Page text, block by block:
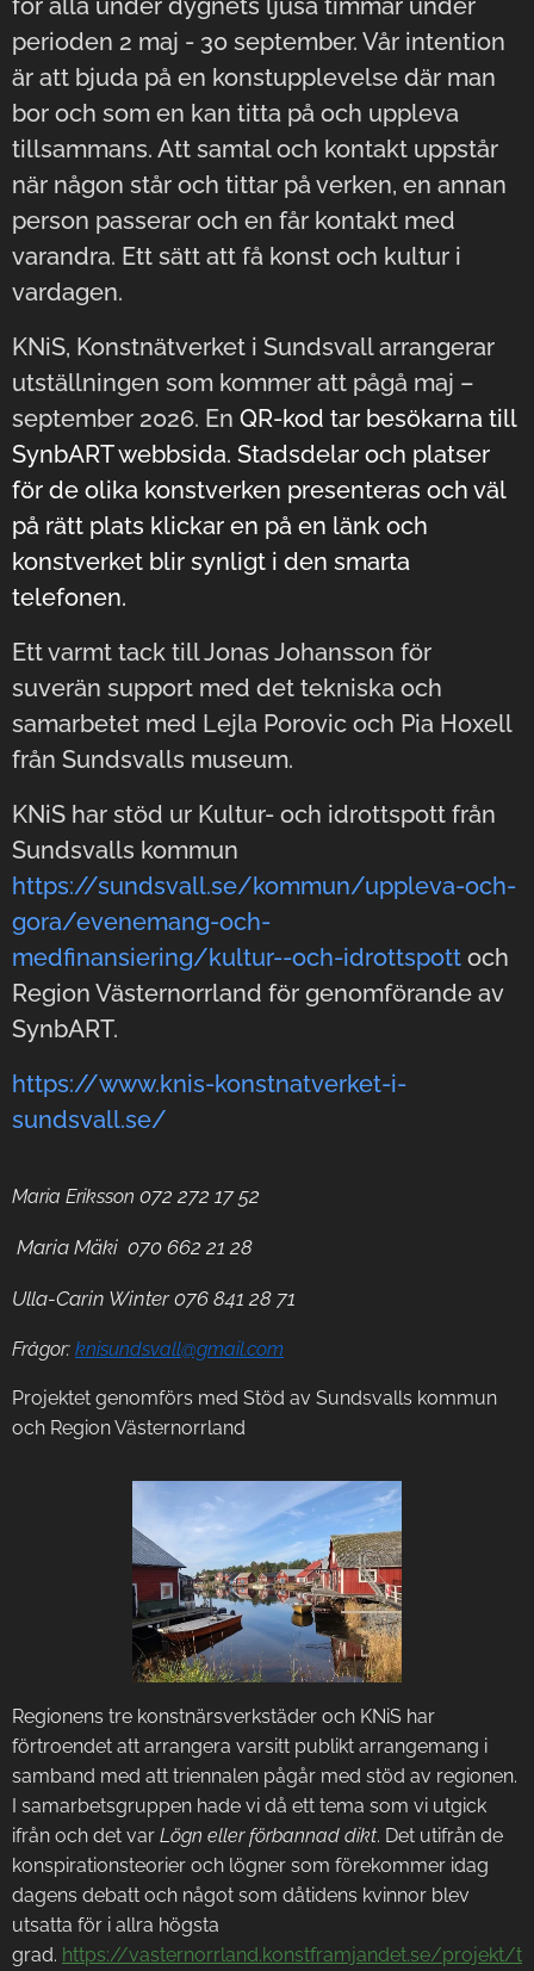
för alla under dygnets ljusa timmar under
perioden 2 maj - 30 september. Vår intention
är att bjuda på en konstupplevelse där man
bor och som en kan titta på och uppleva
tillsammans. Att samtal och kontakt uppstår
när någon står och tittar på verken, en annan
person passerar och en får kontakt med
varandra. Ett sätt att få konst och kultur i
vardagen.
KNiS, Konstnätverket i Sundsvall arrangerar
utställningen som kommer att pågå maj –
september 2026. En QR-kod tar besökarna till
SynbART webbsida. Stadsdelar och platser
för de olika konstverken presenteras och väl
på rätt plats klickar en på en länk och
konstverket blir synligt i den smarta
telefonen.
Ett varmt tack till Jonas Johansson för
suverän support med det tekniska och
samarbetet med Lejla Porovic och Pia Hoxell
från Sundsvalls museum.
KNiS har stöd ur Kultur- och idrottspott från
Sundsvalls kommun
https://sundsvall.se/kommun/uppleva-och-
gora/evenemang-och-
medfinansiering/kultur--och-idrottspott och
Region Västernorrland för genomförande av
SynbART.
https://www.knis-konstnatverket-i-
sundsvall.se/
Maria Eriksson 072 272 17 52
Maria Mäki 070 662 21 28
Ulla-Carin Winter 076 841 28 71
Frågor: knisundsvall@gmail.com
Projektet genomförs med Stöd av Sundsvalls kommun
och Region Västernorrland
Regionens tre konstnärsverkstäder och KNiS har
förtroendet att arrangera varsitt publikt arrangemang i
samband med att triennalen pågår med stöd av regionen.
I samarbetsgruppen hade vi då ett tema som vi utgick
ifrån och det var Lögn eller förbannad dikt. Det utifrån de
konspirationsteorier och lögner som förekommer idag
dagens debatt och något som dåtidens kvinnor blev
utsatta för i allra högsta
grad. https://vasternorrland.konstframjandet.se/projekt/t